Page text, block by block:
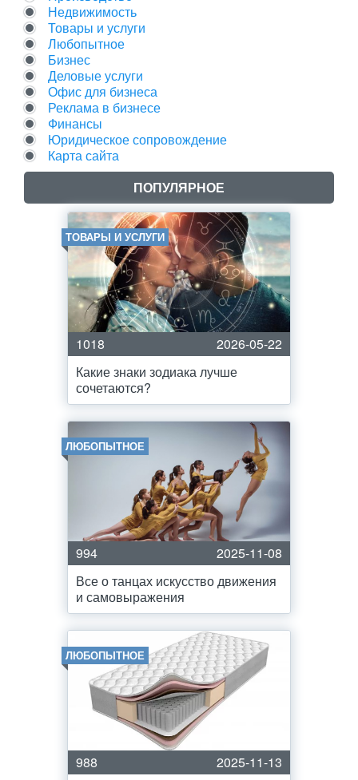
Недвижимость
Товары и услуги
Любопытное
Бизнес
Деловые услуги
Офис для бизнеса
Реклама в бизнесе
Финансы
Юридическое сопровождение
Карта сайта
ПОПУЛЯРНОЕ
ТОВАРЫ И УСЛУГИ
1018
2026-05-22
Какие знаки зодиака лучше
сочетаются?
ЛЮБОПЫТНОЕ
994
2025-11-08
Все о танцах искусство движения
и самовыражения
ЛЮБОПЫТНОЕ
988
2025-11-13